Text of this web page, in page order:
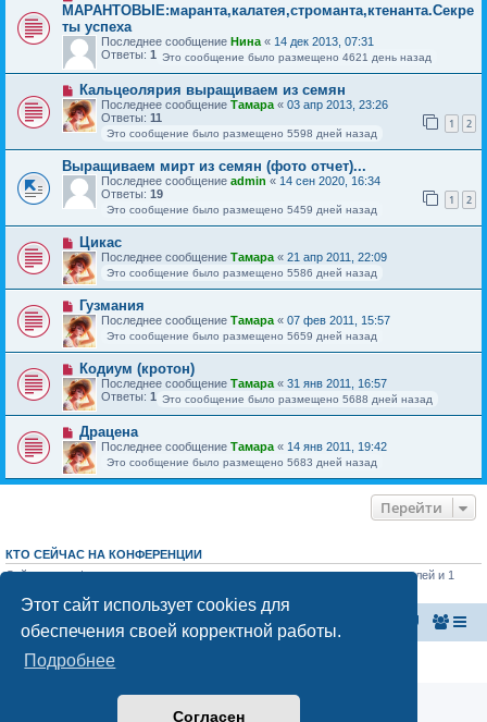
Этот сайт использует cookies для
обеспечения своей корректной работы.
Подробнее
Согласен
МАРАНТОВЫЕ:маранта,калатея,строманта,ктенанта.Секре
ты успеха
Последнее сообщение Нина « 14 дек 2013, 07:31
Ответы: 1 Это сообщение было размещено 4621 день назад
Кальцеолярия выращиваем из семян
Последнее сообщение Тамара « 03 апр 2013, 23:26
Ответы: 11 1 2
Это сообщение было размещено 5598 дней назад
Выращиваем мирт из семян (фото отчет)...
Последнее сообщение admin « 14 сен 2020, 16:34
Ответы: 19 1 2
Это сообщение было размещено 5459 дней назад
Цикас
Последнее сообщение Тамара « 21 апр 2011, 22:09
Это сообщение было размещено 5586 дней назад
Гузмания
Последнее сообщение Тамара « 07 фев 2011, 15:57
Это сообщение было размещено 5659 дней назад
Кодиум (кротон)
Последнее сообщение Тамара « 31 янв 2011, 16:57
Ответы: 1 Это сообщение было размещено 5688 дней назад
Драцена
Последнее сообщение Тамара « 14 янв 2011, 19:42
Это сообщение было размещено 5683 дней назад
Перейти
КТО СЕЙЧАС НА КОНФЕРЕНЦИИ
Сейчас этот форум просматривают: нет зарегистрированных пользователей и 1
Главная страница Список форумов